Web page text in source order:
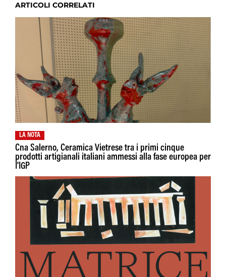
ARTICOLI CORRELATI
LA NOTA
Cna Salerno, Ceramica Vietrese tra i primi cinque
prodotti artigianali italiani ammessi alla fase europea per
I'IGP